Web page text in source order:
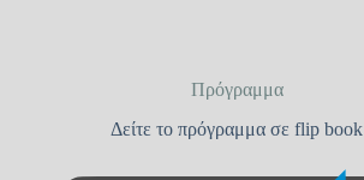
Πρόγραμμα
Δείτε το πρόγραμμα σε flip book